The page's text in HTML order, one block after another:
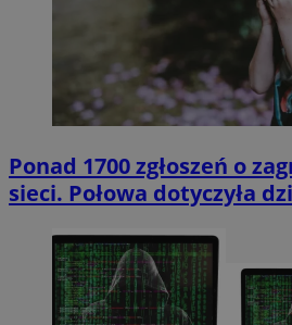
Ponad 1700 zgłoszeń o
sieci. Połowa dotyczyła